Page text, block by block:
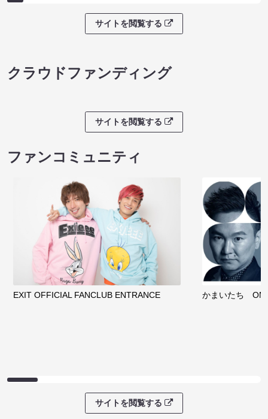
サイトを閲覧する
クラウドファンディング
サイトを閲覧する
ファンコミュニティ
EXIT OFFICIAL FANCLUB ENTRANCE かまいたち
サイトを閲覧する